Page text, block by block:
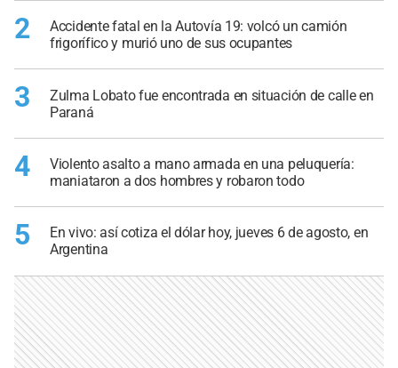
2
Accidente fatal en la Autovía 19: volcó un camión
frigorífico y murió uno de sus ocupantes
3
Zulma Lobato fue encontrada en situación de calle en
Paraná
4
Violento asalto a mano armada en una peluquería:
maniataron a dos hombres y robaron todo
5
En vivo: así cotiza el dólar hoy, jueves 6 de agosto, en
Argentina